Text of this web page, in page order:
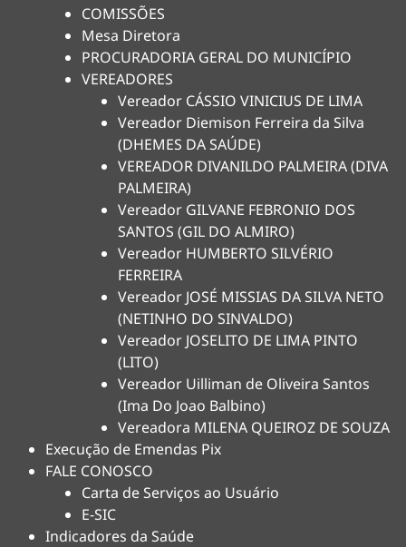
COMISSÕES
Mesa Diretora
PROCURADORIA GERAL DO MUNICÍPIO
VEREADORES
Vereador CÁSSIO VINICIUS DE LIMA
Vereador Diemison Ferreira da Silva
(DHEMES DA SAÚDE)
VEREADOR DIVANILDO PALMEIRA (DIVA
PALMEIRA)
Vereador GILVANE FEBRONIO DOS
SANTOS (GIL DO ALMIRO)
Vereador HUMBERTO SILVÉRIO
FERREIRA
Vereador JOSÉ MISSIAS DA SILVA NETO
(NETINHO DO SINVALDO)
Vereador JOSELITO DE LIMA PINTO
(LITO)
Vereador Uilliman de Oliveira Santos
(Ima Do Joao Balbino)
Vereadora MILENA QUEIROZ DE SOUZA
Execução de Emendas Pix
FALE CONOSCO
Carta de Serviços ao Usuário
E-SIC
Indicadores da Saúde